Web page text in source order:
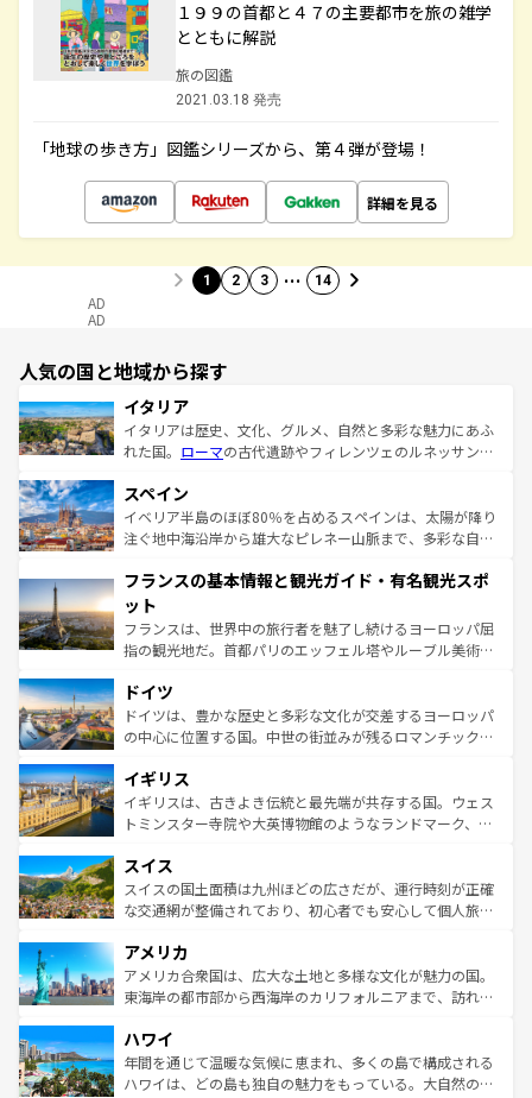
１９９の首都と４７の主要都市を旅の雑学
とともに解説
旅の図鑑
2021.03.18 発売
「地球の歩き方」図鑑シリーズから、第４弾が登場！
詳細を見る
1 2 3 … 14
AD
AD
人気の国と地域から探す
イタリア
イタリアは歴史、文化、グルメ、自然と多彩な魅力にあふ
れた国。 ローマの古代遺跡やフィレンツェのルネッサンス
ろん、トスカーナの美しい田園風景やアマルフィ海岸の絶
景など、自然景観も見逃せない。観光の合間には、本場の
ピザやパスタなど、絶品のイタリア料理を堪能することも
ませてくれるイタリアで、忘れられない旅をしてみよう！
なお、新着のイタリア情報は
しい。
スペイン
イベリア半島のほぼ80％を占めるスペインは、太陽が降り
注ぐ地中海沿岸から雄大なピレネー山脈まで、多彩な自然
文化が根付くこの国では、情熱的なフラメンコ、熱気あふ
れる闘牛、そして美味しいタパスが生活の一部となってい
る。首都マドリードの洗練された雰囲気や、バルセロナの
アートに溢れた街角から、地方では古代ローマ遺跡や中世
せる。地方によって風土や気候が異なるスペインはその個
性で訪れる人を魅了する。 なお、新着のスペイン情報は コ
ンテンツ一覧を参照してほしい。
フランスの基本情報と観光ガイド・有名観光スポ
ット
フランスは、世界中の旅行者を魅了し続けるヨーロッパ屈
指の観光地だ。首都パリのエッフェル塔やルーブル美術館
で、幅広い魅力が詰まっている。華麗な宮殿、歴史的な大
聖堂、美しいビーチ、そして豊かな自然が、訪れる者を心
から魅了する。また、フランスは美食の国としても知ら
いる。シャンパンの発祥地であるランス、プロヴァンスの
香り高いラベンダー畑など、多彩な楽しみ方が可能だ。さ
らに、パリ以外の地域にも魅力が溢れており、どの街角に
れる地方に足を運ぶとそれぞれで全く異なる文化を体験で
きるだろう。 なお、新着のフランス情報はコンテンツ一覧
を参照してほしい。
ドイツ
ドイツは、豊かな歴史と多彩な文化が交差するヨーロッパ
の中心に位置する国。中世の街並みが残るロマンチック街
顔を持つこの国は、どこを歩いても飽きることがない。ベ
ルリンの文化的活気、バイエルン州のアルプスの絶景、そ
してライン川沿いのワイン畑といった風景は必見。ビール
は、お酒好きな人にはぜひ体験してほしい。 なお、新着の
ドイツ情報はコンテンツ一覧を参照してほしい。
イギリス
イギリスは、古きよき伝統と最先端が共存する国。ウェス
トミンスター寺院や大英博物館のようなランドマーク、歴
リアごとに異なる魅力がある。また、優雅なアフタヌーン
ティー、ビール好きにはたまらない英国パブ、サッカー観
戦など、本場だからこそできる体験も豊富。イギリスを旅
ンツ一覧を参照してほしい。
スイス
スイスの国土面積は九州ほどの広さだが、運行時刻が正確
な交通網が整備されており、初心者でも安心して個人旅行
の建物がそのまま残る町や、スイスならではのユニークな
博物館もあり、アルプス観光だけでなく町歩きも満喫する
ことができる。国民の所得が高いため物価も高いが、旅行
ば市内交通費無料で観光を楽しむこともできる。 なお、新
着のスイス情報はコンテンツ一覧 を参照してほしい。
アメリカ
アメリカ合衆国は、広大な土地と多様な文化が魅力の国。
東海岸の都市部から西海岸のカリフォルニアまで、訪れる
のような巨大都市は、観光、ショッピング、エンターテイ
ンメントが詰まった刺激的なスポットだ。一方、アメリカ
西部には大自然が広がり、グランドキャニオンやイエロー
ハワイ
年間を通じて温暖な気候に恵まれ、多くの島で構成される
ハワイは、どの島も独自の魅力をもっている。大自然の神